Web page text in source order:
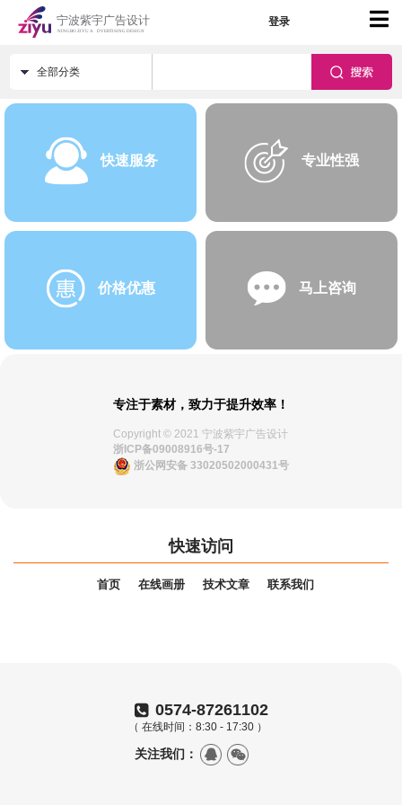
登录
全部分类
快速服务 专业性强
价格优惠 马上咨询
专注于素材，致力于提升效率！
Copyright © 2021 宁波紫宇广告设计
浙ICP备09008916号-17
浙公网安备 33020502000431号
快速访问
首页 在线画册 技术文章 联系我们
0574-87261102
（ 在线时间：8:30 - 17:30 ）
关注我们：